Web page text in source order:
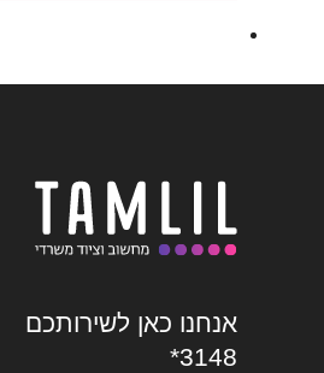
אנחנו כאן לשירותכם
*3148